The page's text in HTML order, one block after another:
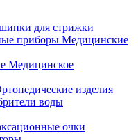
для стрижки
Медицинские
Медицинское
изделия
воды
очки